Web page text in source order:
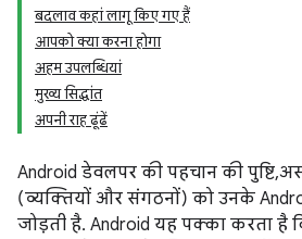
बदलाव कहां लागू किए गए हैं
आपको क्या करना होगा
अहम उपलब्धियां
मुख्य सिद्धांत
अपनी राह ढूंढें
Android डेवलपर की पहचान की पुष्टि,
(व्यक्तियों और संगठनों) को उनके
जोड़ती है. Android यह पक्का करता है